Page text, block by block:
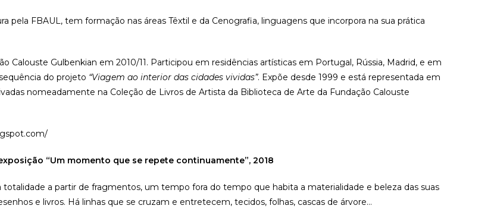
pela FBAUL, tem formação nas áreas Têxtil e da Cenografia, linguagens que incorpora na sua prática
Calouste Gulbenkian em 2010/11. Participou em residências artísticas em Portugal, Rússia, Madrid, e em
do projeto “Viagem ao interior das cidades vividas”. Expõe desde 1999 e está representada em
nomeadamente na Coleção de Livros de Artista da Biblioteca de Arte da Fundação Calouste
“Um momento que se repete continuamente”, 2018
totalidade a partir de fragmentos, um tempo fora do tempo que habita a materialidade e beleza das suas
e livros. Há linhas que se cruzam e entretecem, tecidos, folhas, cascas de árvore…